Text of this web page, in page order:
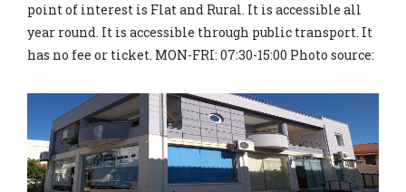
point of interest is Flat and Rural. It is accessible all
year round. It is accessible through public transport. It
has no fee or ticket. MON-FRI: 07:30-15:00 Photo source: